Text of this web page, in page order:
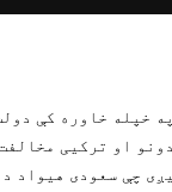
خپله خاوره کې
او ترکیی
چې سعودی هیواد